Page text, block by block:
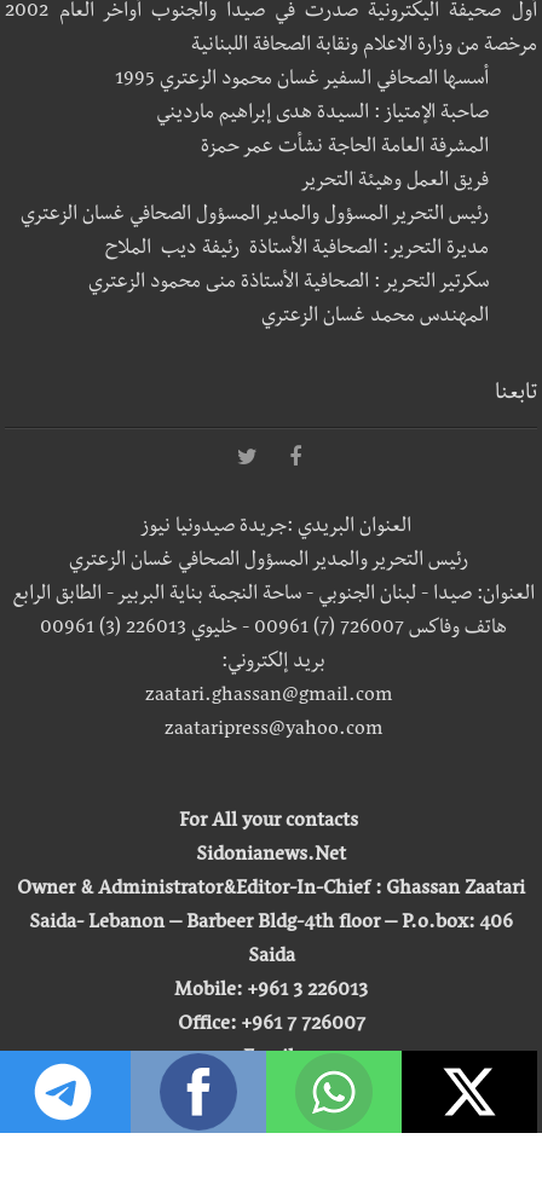
أول صحيفة اليكترونية صدرت في صيدا والجنوب أواخر العام 2002
مرخصة من وزارة الاعلام ونقابة الصحافة اللبنانية
أسسها الصحافي السفير غسان محمود الزعتري 1995
صاحبة الإمتياز : السيدة هدى إبراهيم مارديني
المشرفة العامة الحاجة نشأت عمر حمزة
فريق العمل وهيئة التحرير
رئيس التحرير المسؤول والمدير المسؤول الصحافي غسان الزعتري
مديرة التحرير: الصحافية الأستاذة رئيفة ديب الملاح
سكرتير التحرير : الصحافية الأستاذة منى محمود الزعتري
المهندس محمد غسان الزعتري
تابعنا
العنوان البريدي :جريدة صيدونيا نيوز
رئيس التحرير والمدير المسؤول الصحافي غسان الزعتري
العنوان: صيدا - لبنان الجنوبي - ساحة النجمة بناية البربير - الطابق الرابع
هاتف وفاكس 726007 (7) 00961 - خليوي 226013 (3) 00961
بريد إلكتروني:
zaatari.ghassan@gmail.com
zaataripress@yahoo.com
For All your contacts
Sidonianews.Net
Owner & Administrator&Editor-In-Chief : Ghassan Zaatari
Saida- Lebanon – Barbeer Bldg-4th floor – P.o.box: 406
Saida
Mobile: +961 3 226013
Office: +961 7 726007
zaatari.ghassan@gmail.com
zaataripress@yahoo.com